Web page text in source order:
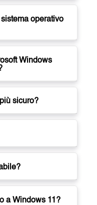
operativo
Windows
sicuro?
a Windows 11?